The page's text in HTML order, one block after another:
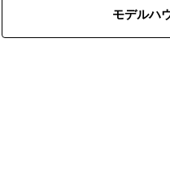
モデルハ